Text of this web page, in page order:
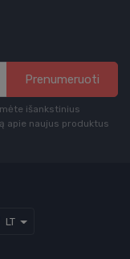
Prenumeruoti
išankstinius
apie naujus produktus
LT